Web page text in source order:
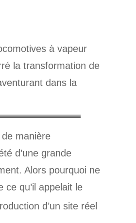
à vapeur
la transformation de
dans la
manière
d’une grande
Alors pourquoi ne
qu’il appelait le
d’un site réel